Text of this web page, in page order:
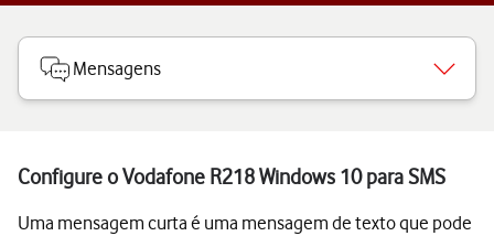
Mensagens
Configure o Vodafone R218 Windows 10 para SMS
Uma mensagem curta é uma mensagem de texto que pode